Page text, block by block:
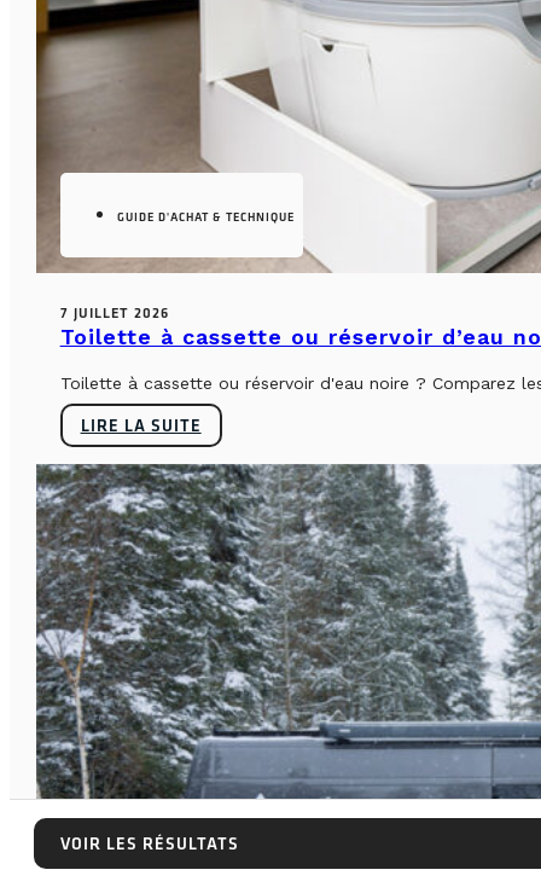
GUIDE D'ACHAT & TECHNIQUE
7 JUILLET 2026
Toilette à cassette ou réservoir d’eau
Toilette à cassette ou réservoir d'eau noire ? Comparez
LIRE LA SUITE
VOIR LES RÉSULTATS
VOIR LES RÉSULTATS